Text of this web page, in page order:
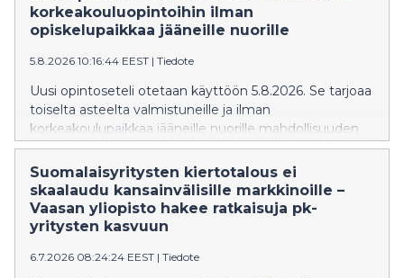
tekoälyä, startup-yrittäjyyttä, energiasiirtymää,
datakeskuksia, avaruustaloutta, resilienssiä sekä
investointien tukena.
korkeakouluopintoihin ilman
opiskelupaikkaa jääneille nuorille
5.8.2026 10:16:44 EEST | Tiedote
Uusi opintoseteli otetaan käyttöön 5.8.2026. Se tarjoaa
toiselta asteelta valmistuneille ja ilman
korkeakoulupaikkaa jääneille nuorille mahdollisuuden
suorittaa 30 opintopistettä avoimia
korkeakouluopintoja täysin maksutta. Opetus- ja
kulttuuriministeriön kolmivuotisen kokeilun
tavoitteena on madaltaa kynnystä tutustua
korkeakouluopiskeluun ja tukea nuoria oman
Suomalaisyritysten kiertotalous ei
skaalaudu kansainvälisille markkinoille –
Vaasan yliopisto hakee ratkaisuja pk-
yritysten kasvuun
6.7.2026 08:24:24 EEST | Tiedote